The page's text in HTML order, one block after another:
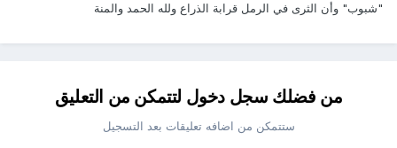
"شبوب" وأن الثرى في الرمل قرابة الذراع ولله الحمد والمنة
من فضلك سجل دخول لتتمكن من التعليق
ستتمكن من اضافه تعليقات بعد التسجيل